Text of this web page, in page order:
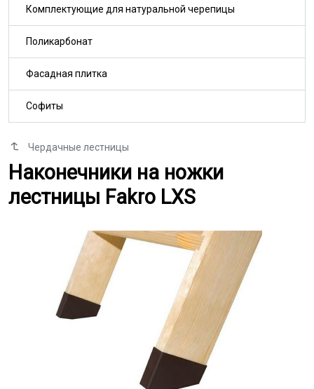
Чердачные лестницы
Наконечники на ножки
Наконечники на ножки
лестницы Fakro LXS
Комплектующие для натуральной черепицы
Поликарбонат
Фасадная плитка
Софиты